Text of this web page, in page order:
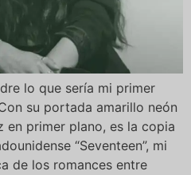
lo que sería mi primer
su portada amarillo neón
en primer plano, es la copia
“Seventeen”, mi
de los romances entre